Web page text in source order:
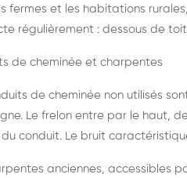
fermes et les habitations
régulièrement : dessous de
de cheminée et charpentes
de cheminée non utilisés
Le frelon entre par le haut,
conduit. Le bruit
anciennes, accessibles